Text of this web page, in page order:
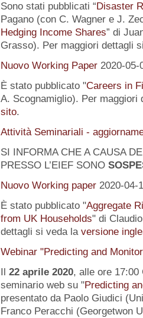
Sono stati pubblicati “Disaster
Pagano (con C. Wagner e J.
Hedging Income Shares” di
Grasso). Per maggiori dettagli
Nuovo Working Paper 2020-05-
È stato pubblicato "Careers in
A. Scognamiglio). Per
sito.
Attività Seminariali -
SI INFORMA CHE A CAUSA
PRESSO L’EIEF SONO
Nuovo Working paper 2020-04-
È stato pubblicato "Aggregate
from UK Households" di
dettagli si veda la versione
Webinar "Predicting and
Il 22 aprile 2020, alle ore 17:00
seminario web su "Predicting
presentato da Paolo Giudici
Franco Peracchi (Georgetwon